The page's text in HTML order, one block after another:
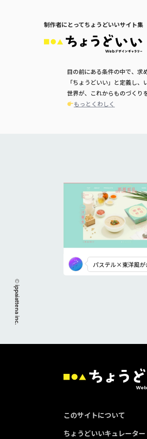
制作者にとってちょうどいいサイト集
目の前にある条件の中で、求
「ちょうどいい」と定義し
世界が、これからものづくり
もっとくわしく
パステル×東洋風が
いい
このサイトについて
ちょうどいいキュレーター
© ippaiattena inc.